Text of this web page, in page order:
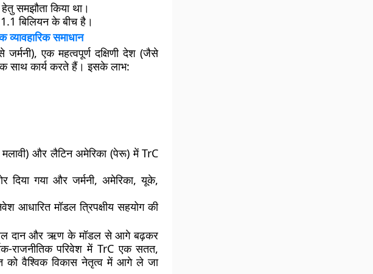
समझौता किया था।
बिलियनके बीच है।
समाधान
एक महत्वपूर्ण दक्षिणी देश (जैसे
साथ कार्य करते हैं। इसके लाभ:
और लैटिन अमेरिका (पेरू) में TrC
दिया गया और जर्मनी, अमेरिका, यूके,
आधारित मॉडल त्रिपक्षीय सहयोग की
दान और ऋण के मॉडल से आगे बढ़कर
राजनीतिक परिवेश में TrC एकसतत,
को वैश्विक विकास नेतृत्व में आगे ले जा